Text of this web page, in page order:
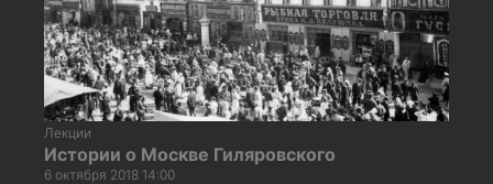
Лекции
Истории о Москве Гиляровского
6 октября 2018 14:00